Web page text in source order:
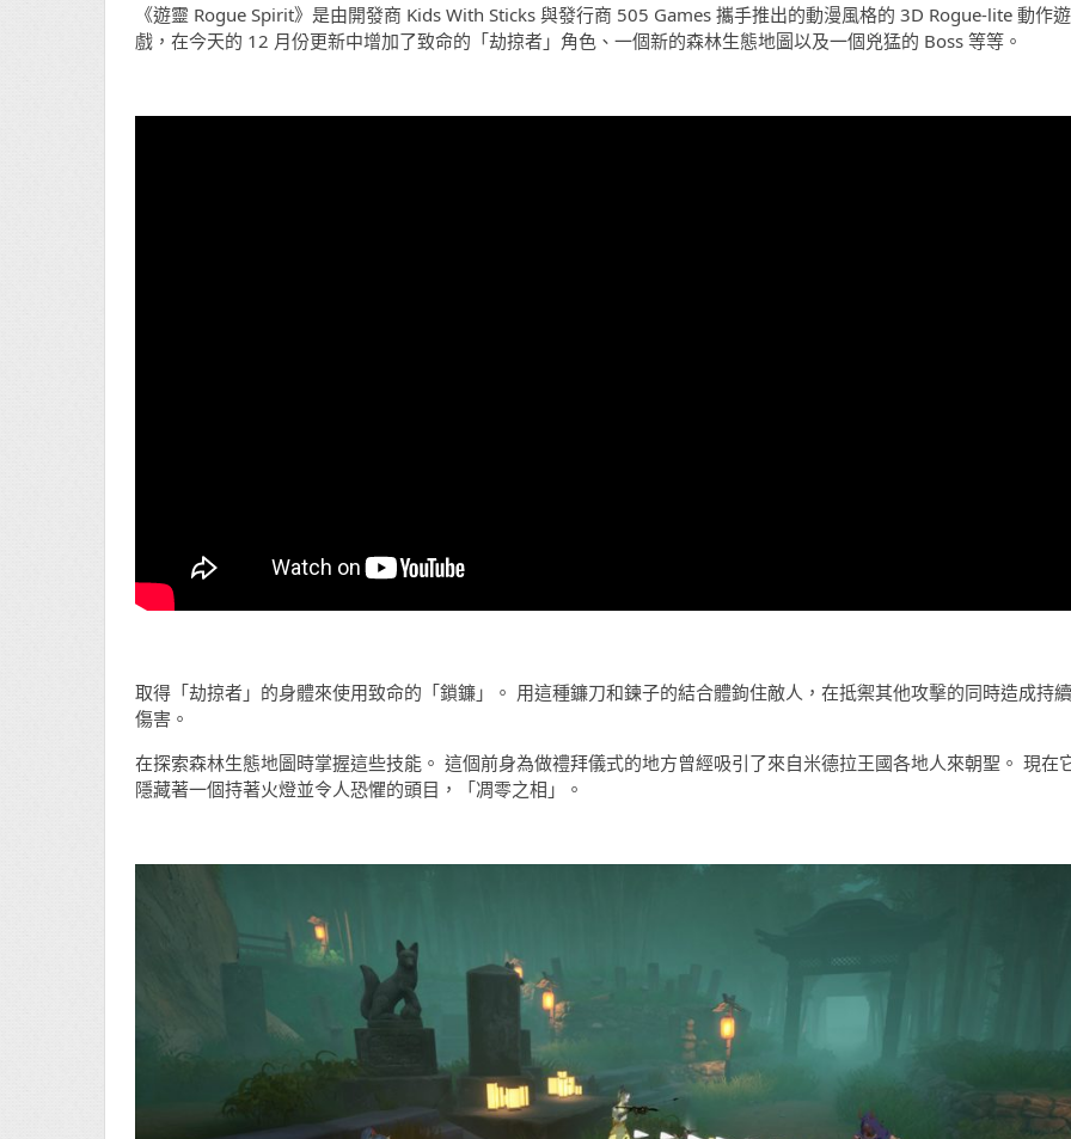
《遊靈 Rogue Spirit》是由開發商 Kids With Sticks 與發行商 505 Games 攜手推出的動漫風格的 3D Rogue-lite 動作遊
戲，在今天的 12 月份更新中增加了致命的「劫掠者」角色、一個新的森林生態地圖以及一個兇猛的 Boss 等等。
取得「劫掠者」的身體來使用致命的「鎖鐮」。 用這種鐮刀和鍊子的結合體鉤住敵人，在抵禦其他攻擊的同時造成持續
傷害。
在探索森林生態地圖時掌握這些技能。 這個前身為做禮拜儀式的地方曾經吸引了來自米德拉王國各地人來朝聖。 現在
隱藏著一個持著火燈並令人恐懼的頭目，「凋零之相」。